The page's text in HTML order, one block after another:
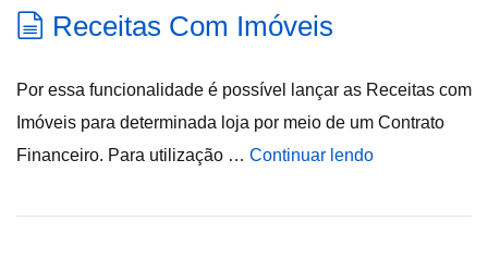
Receitas Com Imóveis
Por essa funcionalidade é possível lançar as Receitas com
Imóveis para determinada loja por meio de um Contrato
Financeiro. Para utilização … Continuar lendo